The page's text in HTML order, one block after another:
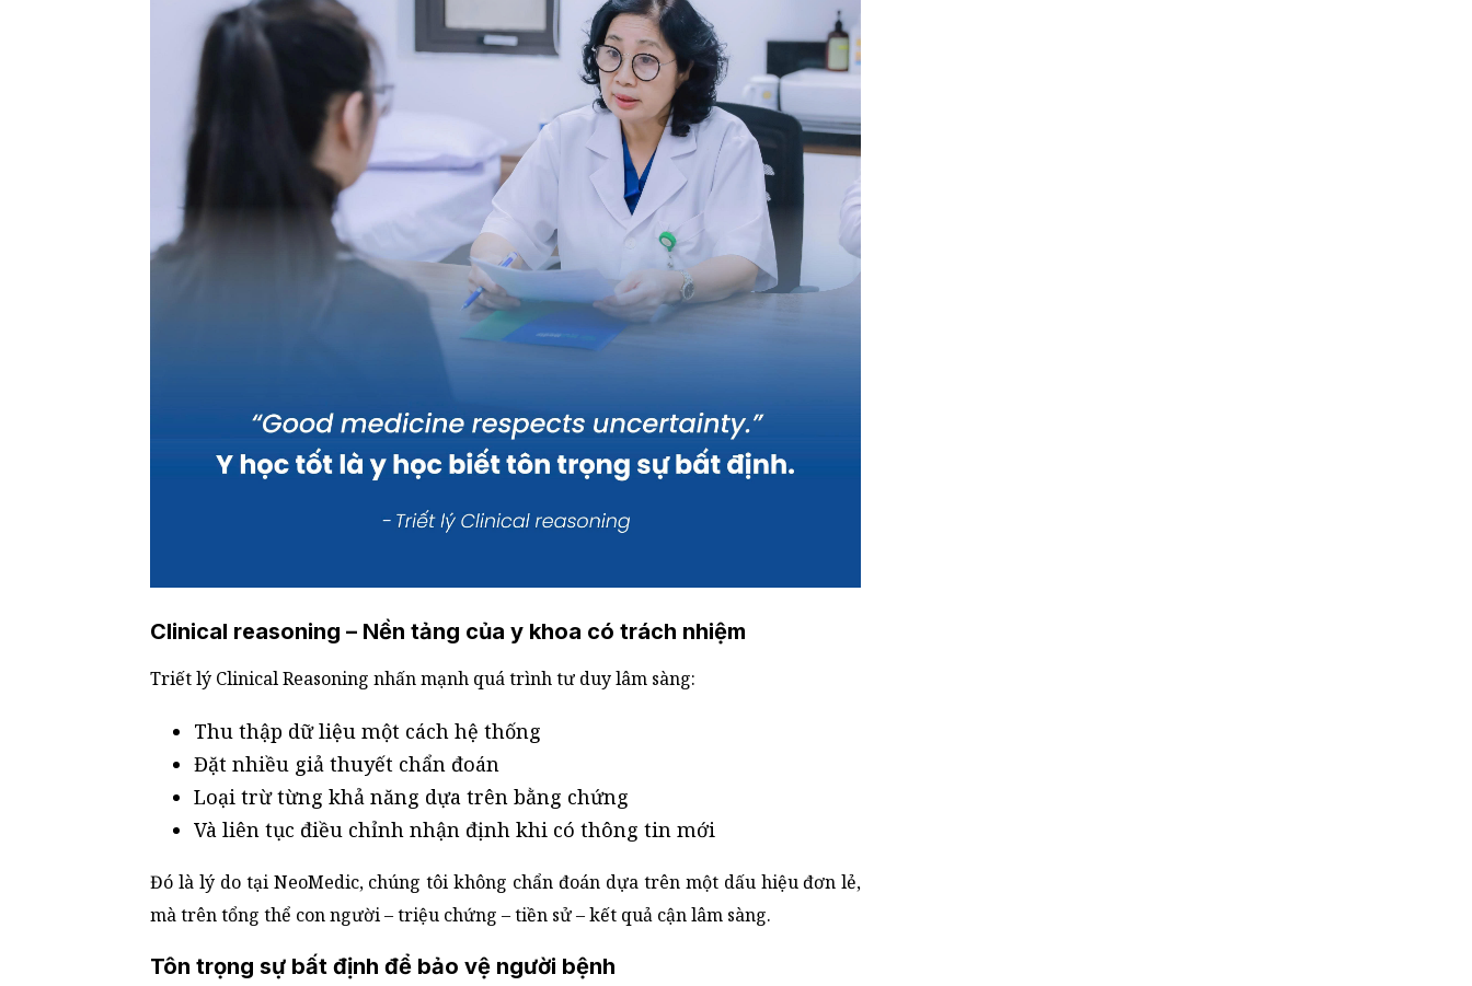
Clinical reasoning – Nền tảng của y khoa có trách nhiệm
Triết lý Clinical Reasoning nhấn mạnh quá trình tư duy lâm sàng:
Thu thập dữ liệu một cách hệ thống
Đặt nhiều giả thuyết chẩn đoán
Loại trừ từng khả năng dựa trên bằng chứng
Và liên tục điều chỉnh nhận định khi có thông tin mới
Đó là lý do tại NeoMedic, chúng tôi không chẩn đoán dựa trên một dấu hiệu đơn lẻ,
mà trên tổng thể con người – triệu chứng – tiền sử – kết quả cận lâm sàng.
Tôn trọng sự bất định để bảo vệ người bệnh